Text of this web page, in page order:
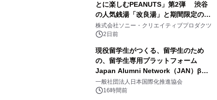
とに楽しむPEANUTS」第2弾 渋谷
の人気銭湯「改良湯」と期間限定のコ
ラボレーション サウナイキタイコラ
ボグッズも発売決定！
株式会社ソニー・クリエイティブプロダクツ
2日前
現役留学生がつくる、留学生のため
の、留学生専用プラットフォーム
Japan Alumni Network（JAN）β版
をリリース
一般社団法人日本国際化推進協会
16時間前